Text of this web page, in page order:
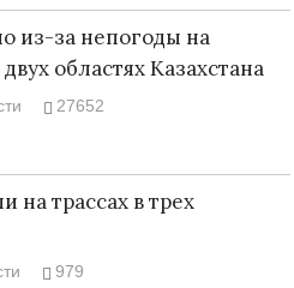
из-за непогоды на
областях Казахстана
27652
на трассах в трех
979